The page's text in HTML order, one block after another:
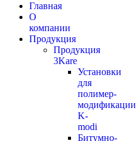
Главная
О
компании
Продукция
Продукция
3Kare
Установки
для
полимер-
модификации
K-
modi
Битумно-